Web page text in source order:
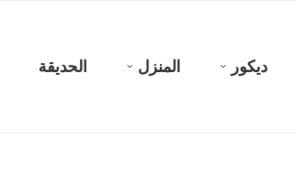
ديكور المنزل الحديقة